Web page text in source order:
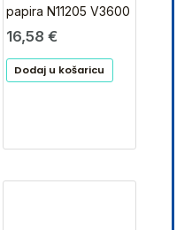
papira N11205 V3600
16,58 €
Dodaj u košaricu